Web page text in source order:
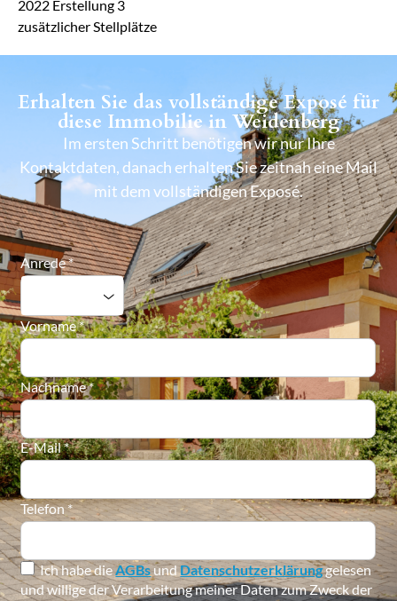
2022 Erstellung 3
zusätzlicher Stellplätze
Erhalten Sie das vollständige Exposé für
diese Immobilie in Weidenberg
Im ersten Schritt benötigen wir nur Ihre
Kontaktdaten, danach erhalten Sie zeitnah eine Mail
mit dem vollständigen Exposé.
Anrede*
Vorname*
Nachname*
E-Mail*
Telefon*
Ich habe dieAGBsundDatenschutzerklärunggelesen
und willige der Verarbeitung meiner Daten zum Zweck der